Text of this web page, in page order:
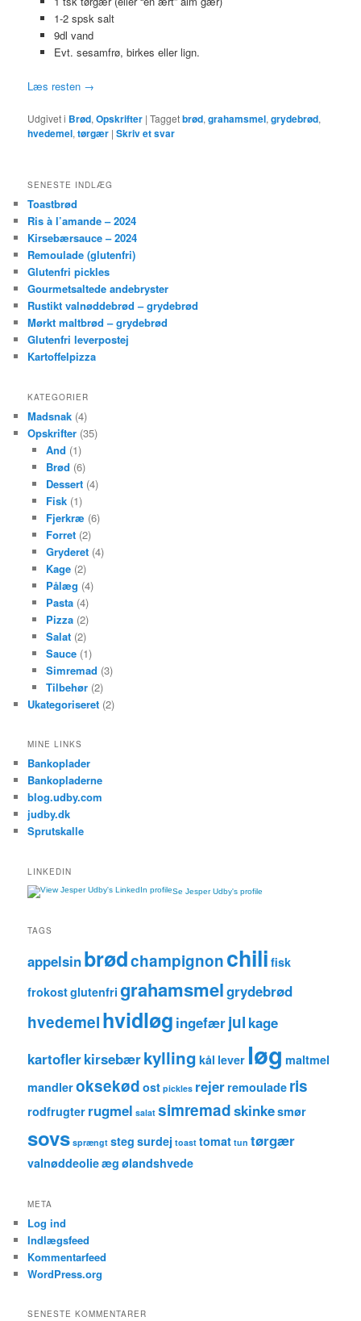
1-2 spsk salt
9dl vand
Evt. sesamfrø, birkes eller lign.
Læs resten →
Udgivet i Brød,Opskrifter |Taggetbrød,grahamsmel,grydebrød,
hvedemel,tørgær |Skriv et svar
SENESTE INDLÆG
Toastbrød
Ris à l’amande – 2024
Kirsebærsauce – 2024
Remoulade (glutenfri)
Glutenfri pickles
Gourmetsaltede andebryster
Rustikt valnøddebrød – grydebrød
Mørkt maltbrød – grydebrød
Glutenfri leverpostej
Kartoffelpizza
KATEGORIER
Madsnak (4)
Opskrifter (35)
And (1)
Brød (6)
Dessert(4)
Fisk(1)
Fjerkræ (6)
Forret(2)
Gryderet(4)
Kage(2)
Pålæg (4)
Pasta(4)
Pizza(2)
Salat(2)
Sauce(1)
Simremad (3)
Tilbehør(2)
Ukategoriseret (2)
MINE LINKS
Bankoplader
Bankopladerne
blog.udby.com
judby.dk
Sprutskalle
LINKEDIN
Se Jesper Udby's profile
TAGS
appelsinbrødchampignonchili fisk
frokostglutenfri grahamsmelgrydebrød
hvedemelhvidløg ingefærjul kage
kartoflerkirsebærkylling kål lever løg maltmel
mandleroksekød ost pickles rejer remoulade ris
rodfrugter rugmel salat simremadskinkesmør
sovs sprængt steg surdej toast tomat tun tørgær
valnøddeolieæg ølandshvede
META
Log ind
Indlægsfeed
Kommentarfeed
WordPress.org
SENESTE KOMMENTARER